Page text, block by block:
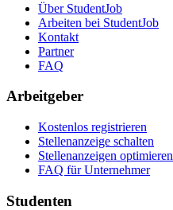
Über StudentJob
Arbeiten bei StudentJob
Kontakt
Partner
FAQ
Arbeitgeber
Kostenlos registrieren
Stellenanzeige schalten
Stellenanzeigen optimieren
FAQ für Unternehmer
Studenten